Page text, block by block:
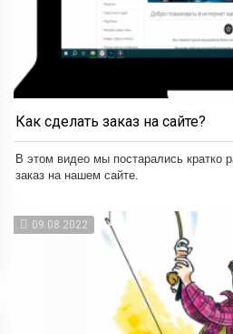
Как сделать заказ на сайте?
В этом видео мы постарались кратко
заказ на нашем сайте.
09.08.2022